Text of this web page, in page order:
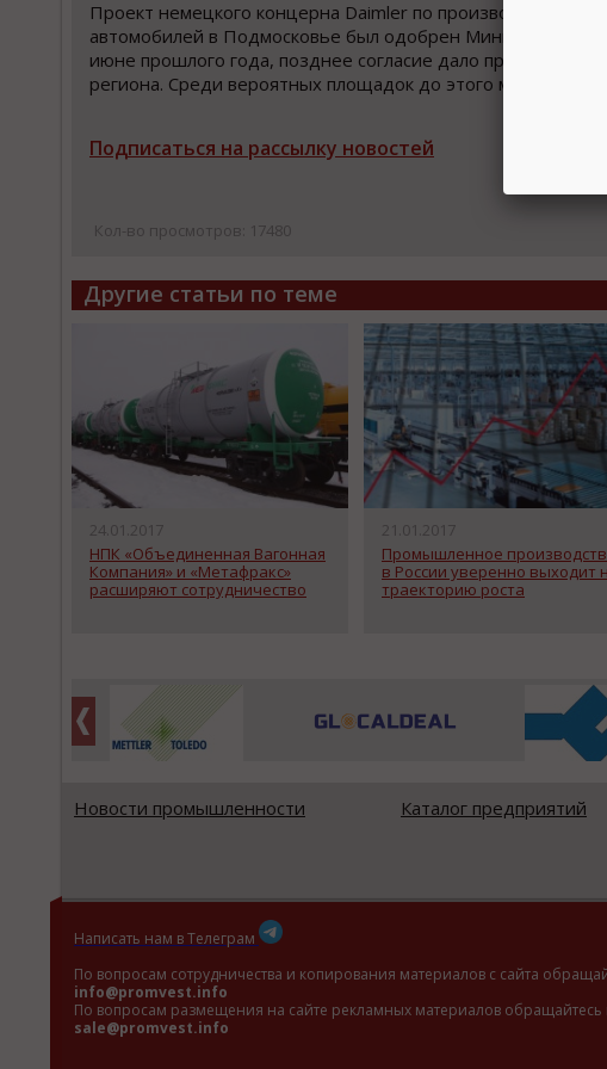
Проект немецкого концерна Daimler по производству
автомобилей в Подмосковье был одобрен Минпромторгом в
июне прошлого года, позднее согласие дало правительство
региона. Среди вероятных площадок до этого момента
Подписаться на рассылку новостей
Кол-во просмотров: 17480
Другие статьи по теме
24.01.2017
НПК «Объединенная Вагонная
Компания» и «Метафракс»
расширяют сотрудничество
21.01.2017
Промышленное
в России уверенно выходит
траекторию роста
Новости промышленности Каталог предприятий
Написать нам в Телеграм
По вопросам сотрудничества и копирования материалов с сайта
info@promvest.info
По вопросам размещения на сайте рекламных материалов обращайтесь
sale@promvest.info